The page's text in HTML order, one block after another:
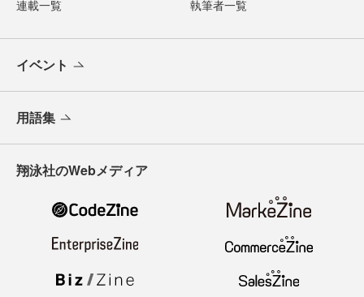
連載一覧 執筆者一覧
イベント
用語集
翔泳社のWebメディア